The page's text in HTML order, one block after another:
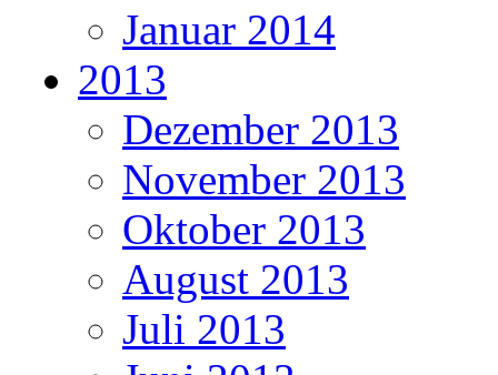
Januar 2014
2013
Dezember 2013
November 2013
Oktober 2013
August 2013
Juli 2013